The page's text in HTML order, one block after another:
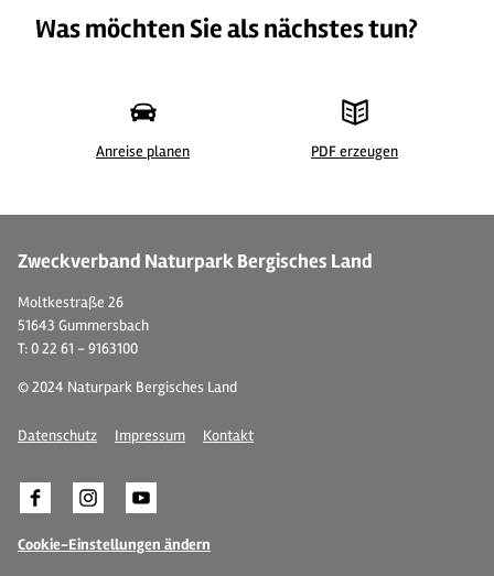
Was möchten Sie als nächstes tun?
Anreise planen PDF erzeugen
Zweckverband Naturpark Bergisches Land
Moltkestraße 26
51643 Gummersbach
T: 0 22 61 - 9163100
© 2024 Naturpark Bergisches Land
Datenschutz Impressum Kontakt
Cookie-Einstellungen ändern